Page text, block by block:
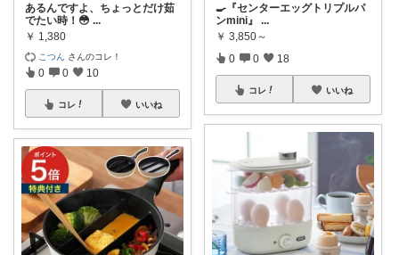
あるんですよ、ちょっとだけ茹
でたい時！😳 ...
￥ 1,380
こつん さんのコレ！
0 0 10
コレ いいね
🍳『センターエッグトリプルパ
ンmini』 ...
￥ 3,850～
0 0 18
コレ いいね